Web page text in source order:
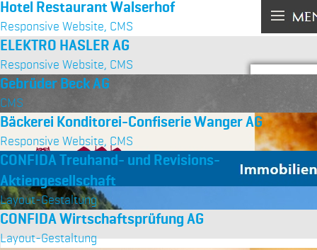
Hotel Restaurant Walserhof
Responsive Website, CMS
ELEKTRO HASLER AG
Responsive Website, CMS
Gebrüder Beck AG
CMS
Bäckerei Konditorei-Confiserie Wanger AG
Responsive Website, CMS
CONFIDA Treuhand- und Revisions-
Aktiengesellschaft
Layout-Gestaltung
CONFIDA Wirtschaftsprüfung AG
Layout-Gestaltung